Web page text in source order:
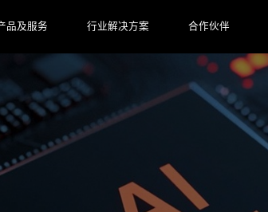
品及服务 行业解决方案 合作伙伴